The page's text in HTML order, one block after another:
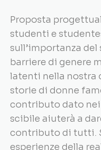
Proposta
studenti e
sull’importanza
barriere di genere
latenti nella nostra
storie di donne
contributo dato
scibile aiuterà a
contributo di tutti.
esperienze della